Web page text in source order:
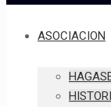
ASOCIACION